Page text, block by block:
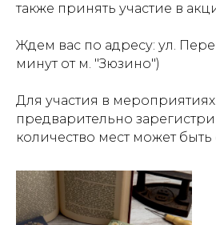
также принять участие в
Ждем вас по адресу: ул.
минут от м. "Зюзино")
Для участия в
предварительно
количество мест может